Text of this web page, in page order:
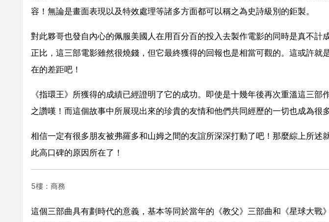
容！無論是畫面表現以及特效處理等諸多方面都可以稱之為史詩級別的鉅製。
對此夥哥也發自內心的佩服美國人在用百分百的投入去製作電影的同時是真不計
正比，這三部電影雖然很燒錢，但它最終獲得的回報也是相當可觀的。這或許就
在的差距吧！
《指環王》所獲得的成績已經證明了它的成功。即使是十幾年後再次重溫這三部
之讚嘆！而這個故事中所展現出來的珍貴的友情和他們共同經歷的一切也成為很
相信一定有很多朋友被弗羅多和山姆之間的友誼所深深打動了吧！那麼綜上所述
此高口碑的原因所在了！
5樓：商務
這個三部曲具有劃時代的意義，基本等同於當年的《教父》三部曲和《星球大戰